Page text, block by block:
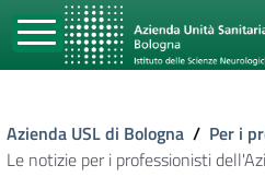
Azienda USL di Bologna / Per i
Le notizie per i professionisti